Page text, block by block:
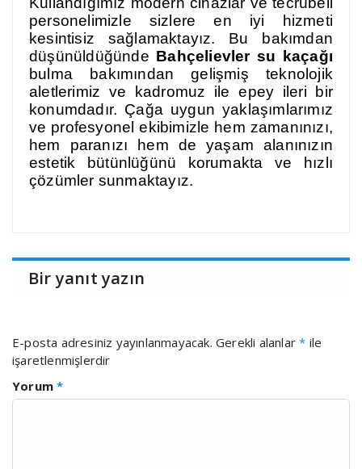
personelimizle sizlere en iyi hizmeti
kesintisiz sağlamaktayız. Bu bakımdan
düşünüldüğünde Bahçelievler su kaçağı
bulma bakımından gelişmiş teknolojik
aletlerimiz ve kadromuz ile epey ileri bir
konumdadır. Çağa uygun yaklaşımlarımız
ve profesyonel ekibimizle hem zamanınızı,
hem paranızı hem de yaşam alanınızın
estetik bütünlüğünü korumakta ve hızlı
çözümler sunmaktayız.
Bir yanıt yazın
E-posta adresiniz yayınlanmayacak. Gerekli alanlar* ile
işaretlenmişlerdir
Yorum*